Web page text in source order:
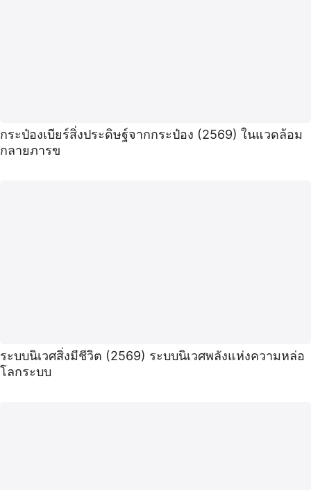
กระป๋องเบียร์สิ่งประดิษฐ์จากกระป๋อง (2569) ในแวดล้อม
กลายภารข
ระบบนิเวศสิ่งมีชีวิต (2569) ระบบนิเวศพลังแห่งความหล่อ
โลกระบบ